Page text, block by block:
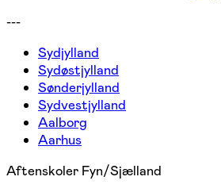
---
Sydjylland
Sydøstjylland
Sønderjylland
Sydvestjylland
Aalborg
Aarhus
Aftenskoler Fyn/Sjælland